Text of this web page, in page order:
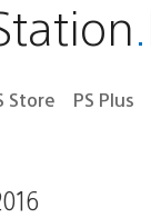
Store PS Plus